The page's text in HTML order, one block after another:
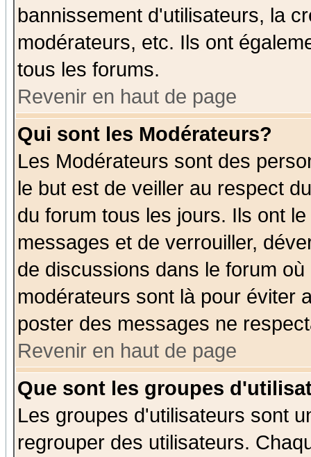
bannissement d'utilisateurs, la
modérateurs, etc. Ils ont
tous les forums.
Revenir en haut de page
Qui sont les Modérateurs?
Les Modérateurs sont des
le but est de veiller au respect
du forum tous les jours. Ils ont
messages et de verrouiller,
de discussions dans le forum
modérateurs sont là pour éviter
poster des messages ne
Revenir en haut de page
Que sont les groupes
Les groupes d'utilisateurs sont
regrouper des utilisateurs.